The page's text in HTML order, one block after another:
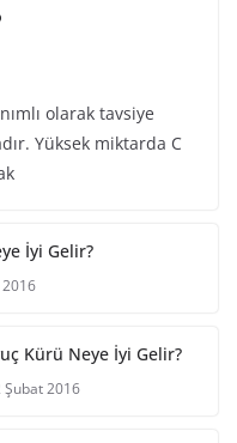
olarak tavsiye
Yüksek miktarda C
İyi Gelir?
Kürü Neye İyi Gelir?
Şubat 2016